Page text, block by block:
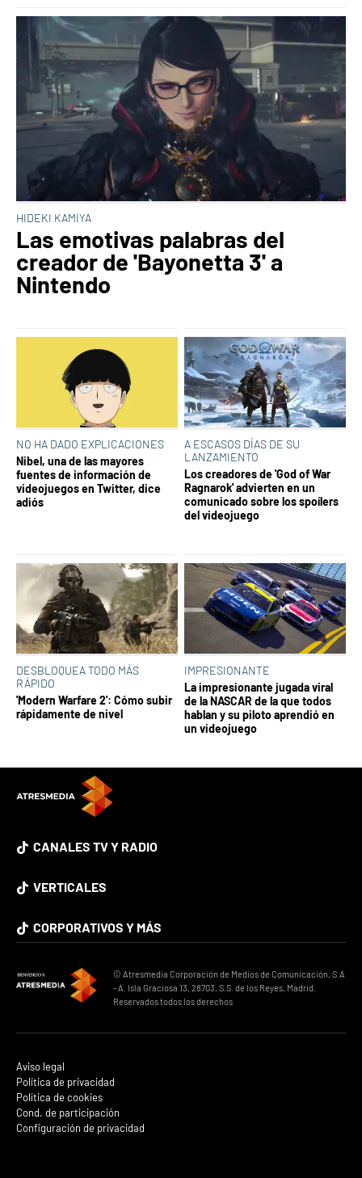
HIDEKI KAMIYA
Las emotivas palabras del
creador de 'Bayonetta 3' a
Nintendo
NO HA DADO EXPLICACIONES
Nibel, una de las mayores
fuentes de información de
videojuegos en Twitter, dice
adiós
A ESCASOS DÍAS DE SU
LANZAMIENTO
Los creadores de 'God of War
Ragnarok' advierten en un
comunicado sobre los spoílers
del videojuego
DESBLOQUEA TODO MÁS
RÁPIDO
'Modern Warfare 2': Cómo subir
rápidamente de nivel
IMPRESIONANTE
La impresionante jugada viral
de la NASCAR de la que todos
hablan y su piloto aprendió en
un videojuego
CANALES TV Y RADIO
VERTICALES
CORPORATIVOS Y MÁS
© Atresmedia Corporación de Medios de Comunicación, S.A
- A. Isla Graciosa 13, 28703, S.S. de los Reyes, Madrid.
Reservados todos los derechos
Aviso legal
Política de privacidad
Política de cookies
Cond. de participación
Configuración de privacidad